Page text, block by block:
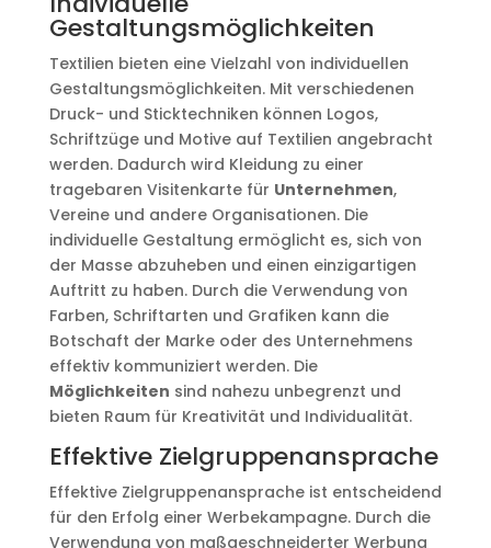
Gestaltungsmöglichkeiten
Textilien bieten eine Vielzahl von individuellen
Gestaltungsmöglichkeiten. Mit verschiedenen
Druck- und Sticktechniken können Logos,
Schriftzüge und Motive auf Textilien angebracht
werden. Dadurch wird Kleidung zu einer
tragebaren Visitenkarte für Unternehmen,
Vereine und andere Organisationen. Die
individuelle Gestaltung ermöglicht es, sich von
der Masse abzuheben und einen einzigartigen
Auftritt zu haben. Durch die Verwendung von
Farben, Schriftarten und Grafiken kann die
Botschaft der Marke oder des Unternehmens
effektiv kommuniziert werden. Die
Möglichkeiten sind nahezu unbegrenzt und
bieten Raum für Kreativität und Individualität.
Effektive Zielgruppenansprache
Effektive Zielgruppenansprache ist entscheidend
für den Erfolg einer Werbekampagne. Durch die
Verwendung von maßgeschneiderter Werbung